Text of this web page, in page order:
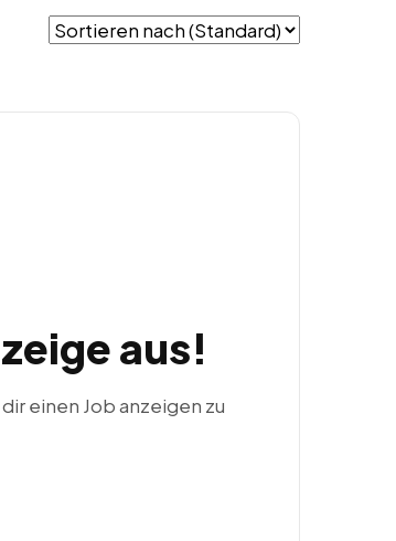
aus!
einen Job anzeigen zu